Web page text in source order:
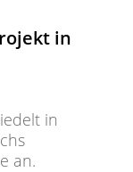
in
in
an.